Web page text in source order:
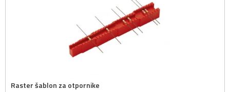
Raster šablon za otpornike